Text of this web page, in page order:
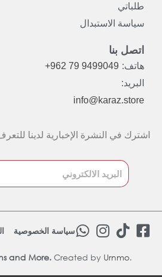
طلباتي
سياسة الاستبدال
اتصل بنا
هاتف: +962 79 9499049
البريد:
info@karaz.store
اشترك في النشرة الإخبارية لدينا
F
T
k
I
s
W
a
سياسة الخصوصية
and More. Created by Urnmo.